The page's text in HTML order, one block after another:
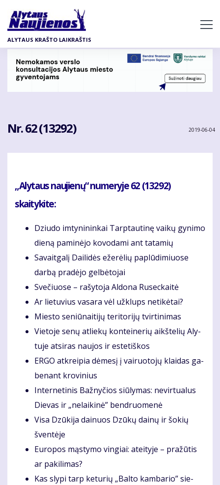
pagrindinį
turinį
ALYTAUS KRAŠTO LAIKRAŠTIS
Nr. 62 (13292) 2019-06-04
„Alytaus naujienų“ numeryje 62 (13292)
skaitykite:
Dziu­do im­ty­ni­nin­kai Tarp­tau­ti­nę vai­kų gy­ni­mo
die­ną pa­mi­nė­jo ko­vo­da­mi ant ta­ta­mių
Sa­vait­ga­lį Dai­li­dės eže­rė­lių pa­plū­di­miuo­se
dar­bą pra­dė­jo gel­bė­to­jai
Sve­čiuo­se – ra­šy­to­ja Al­do­na Ru­sec­kai­tė
Ar lie­tu­vius va­sa­ra vėl už­klups ne­ti­kė­tai?
Miesto se­niū­nai­ti­jų te­ri­to­ri­jų tvir­ti­ni­mas
Vie­to­je se­nų at­lie­kų kon­tei­ne­rių aikš­te­lių Aly­
tu­je at­si­ras nau­jos ir es­te­tiš­kos
ER­GO at­krei­pia dė­me­sį į vai­ruo­to­jų klai­das ga­
be­nant kro­vi­nius
In­ter­ne­ti­nis Baž­ny­čios siū­ly­mas: ne­vir­tu­a­lus
Die­vas ir „ne­lai­ki­nė” ben­druo­me­nė
Vi­sa Dzū­ki­ja dai­nuos Dzū­kų dai­nų ir šo­kių
šven­tė­je
Eu­ro­pos mąs­ty­mo vin­giai: at­ei­ty­je – pra­žū­tis
ar pa­ki­li­mas?
Kas sly­pi tarp ke­tu­rių „Bal­to kam­ba­rio” sie­